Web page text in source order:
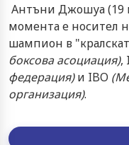
Антъни Джошуа (19
момента е носител
шампион в
боксова асоциация),
федерация)и IBO
организация).